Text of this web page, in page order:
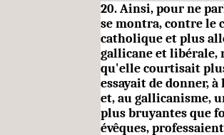
20. Ainsi, pour ne
se montra, contre le
catholique et plus
gallicane et libérale,
qu'elle courtisait
essayait de donner,
et, au gallicanisme,
plus bruyantes que
évêques,